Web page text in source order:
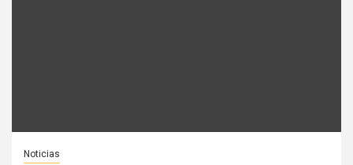
Noticias